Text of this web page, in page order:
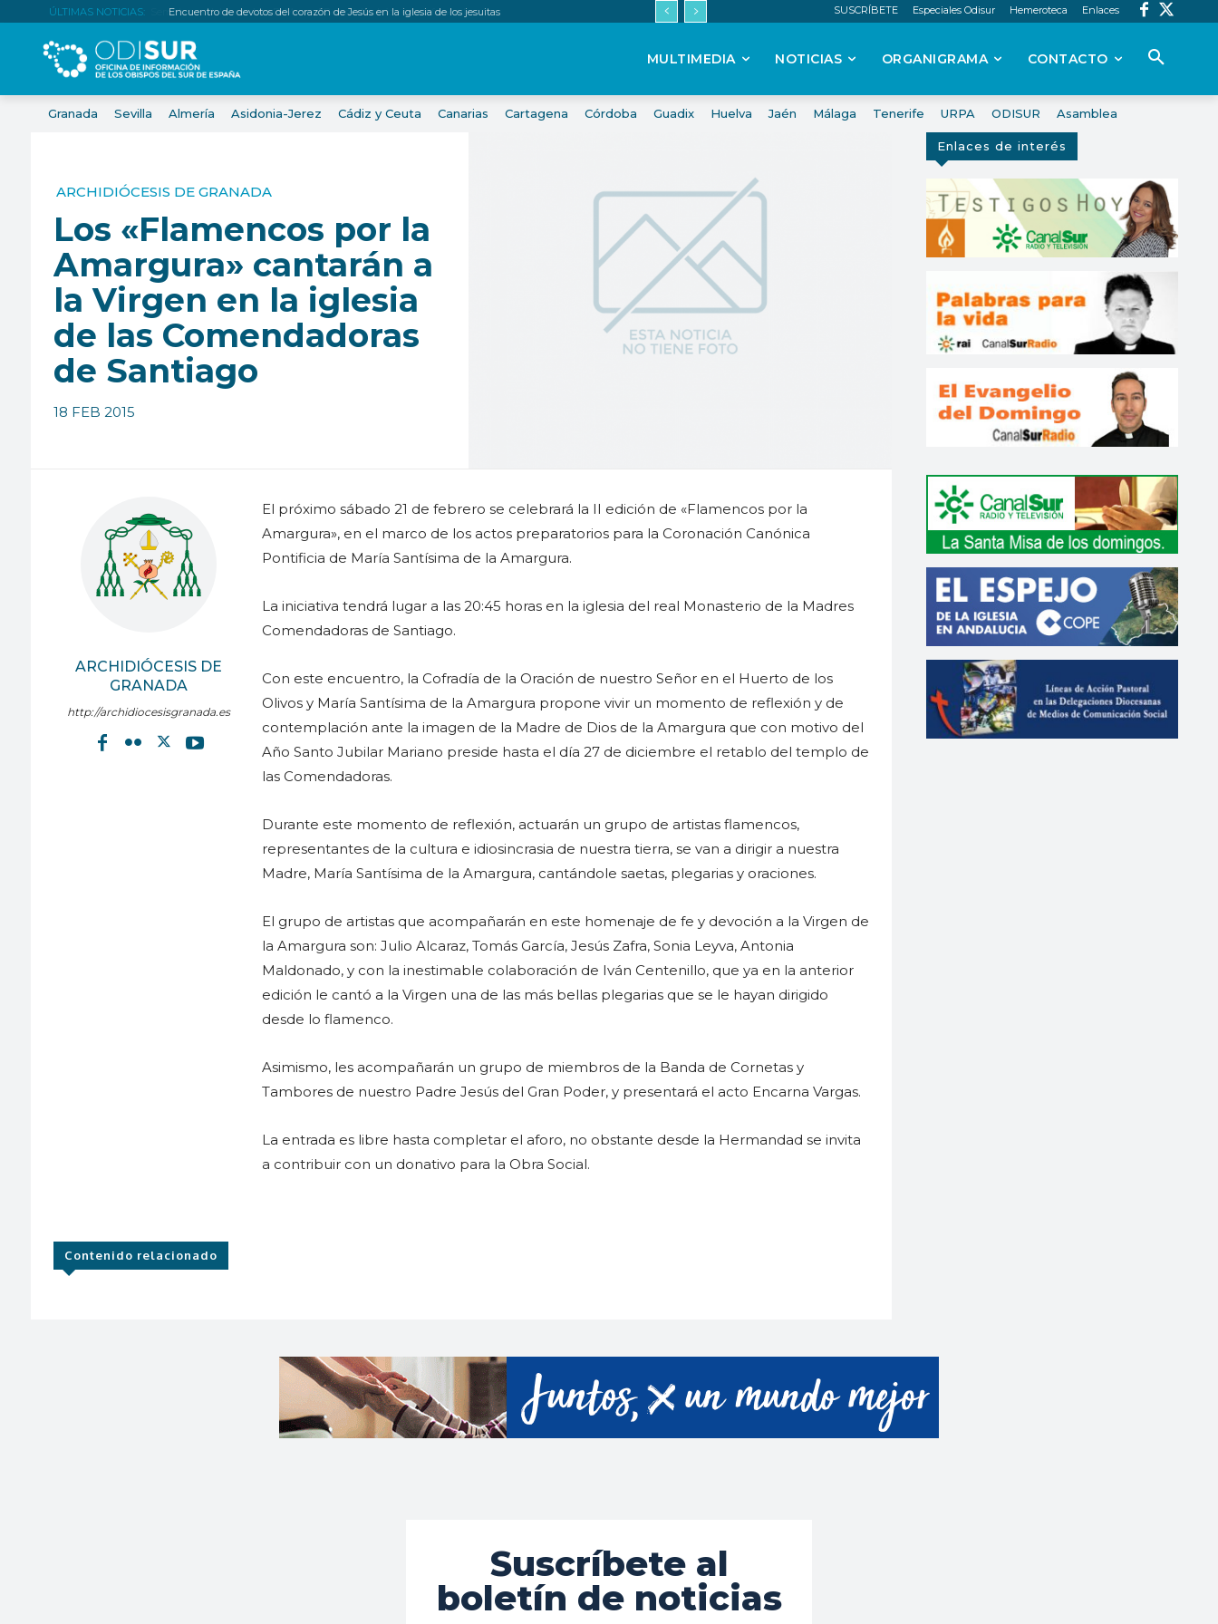
ÚLTIMAS NOTICIAS: Encuentro de devotos del corazón de Jesús en la iglesia de los jesuitas SUSCRÍBETE Especiales Odisur Hemeroteca Enlaces
MULTIMEDIA NOTICIAS ORGANIGRAMA CONTACTO
Granada Sevilla Almería Asidonia-Jerez Cádiz y Ceuta Canarias Cartagena Córdoba Guadix Huelva Jaén Málaga Tenerife URPA ODISUR Asamblea
ARCHIDIÓCESIS DE GRANADA
Los «Flamencos por la
Amargura» cantarán a
la Virgen en la iglesia
de las Comendadoras
de Santiago
18 FEB 2015
ARCHIDIÓCESIS DE
GRANADA
http://archidiocesisgranada.es
El próximo sábado 21 de febrero se celebrará la II edición de «Flamencos por la
Amargura», en el marco de los actos preparatorios para la Coronación Canónica
Pontificia de María Santísima de la Amargura.
La iniciativa tendrá lugar a las 20:45 horas en la iglesia del real Monasterio de la Madres
Comendadoras de Santiago.
Con este encuentro, la Cofradía de la Oración de nuestro Señor en el Huerto de los
Olivos y María Santísima de la Amargura propone vivir un momento de reflexión y de
contemplación ante la imagen de la Madre de Dios de la Amargura que con motivo del
Año Santo Jubilar Mariano preside hasta el día 27 de diciembre el retablo del templo de
las Comendadoras.
Durante este momento de reflexión, actuarán un grupo de artistas flamencos,
representantes de la cultura e idiosincrasia de nuestra tierra, se van a dirigir a nuestra
Madre, María Santísima de la Amargura, cantándole saetas, plegarias y oraciones.
El grupo de artistas que acompañarán en este homenaje de fe y devoción a la Virgen de
la Amargura son: Julio Alcaraz, Tomás García, Jesús Zafra, Sonia Leyva, Antonia
Maldonado, y con la inestimable colaboración de Iván Centenillo, que ya en la anterior
edición le cantó a la Virgen una de las más bellas plegarias que se le hayan dirigido
desde lo flamenco.
Asimismo, les acompañarán un grupo de miembros de la Banda de Cornetas y
Tambores de nuestro Padre Jesús del Gran Poder, y presentará el acto Encarna Vargas.
La entrada es libre hasta completar el aforo, no obstante desde la Hermandad se invita
a contribuir con un donativo para la Obra Social.
Contenido relacionado
Enlaces de interés
Suscríbete al
boletín de noticias